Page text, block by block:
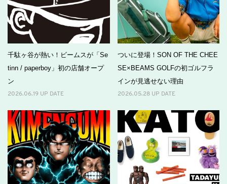
千駄ヶ谷が熱い！ビームスが「Se
tinn / paperboy」初の店舗オープ
ン
2026.06.19 UP DATE
ついに登場！SON OF THE CHEE
SE×BEAMS GOLFの初ゴルフラ
インが見逃せない理由
2026.05.28 UP DATE